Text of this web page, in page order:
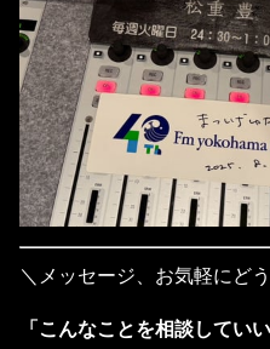
＼メッセージ、お気軽にど
「こんなことを相談してい